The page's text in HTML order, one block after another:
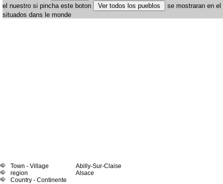
el nuestro si pincha este boton
se mostraran en
situados dans le monde
Town - Village
Abilly-Sur-Claise
region
Alsace
Country - Continente